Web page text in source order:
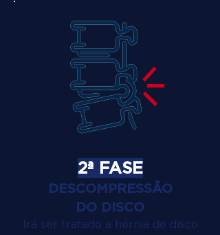
2ª FASE
DESCOMPRESSÃO
DO DISCO
Irá ser tratado a hérnia de disco